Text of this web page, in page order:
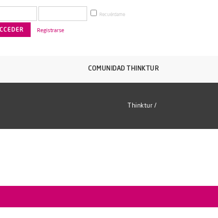
Recuérdame
Registrarse
COMUNIDAD THINKTUR
Thinktur /